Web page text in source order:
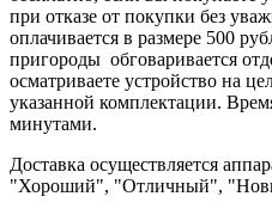
при отказе от покупки без
оплачивается в размере 500
пригороды обговаривается
осматриваете устройство на
указанной комплектации.
минутами.
Доставка осуществляется
"Хороший", "Отличный",